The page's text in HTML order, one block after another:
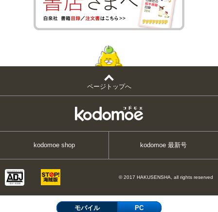
ページトップへ
kodomoe shop kodomoe 最新号
© 2017 HAKUSENSHA, all rights reserved
モバイル PC